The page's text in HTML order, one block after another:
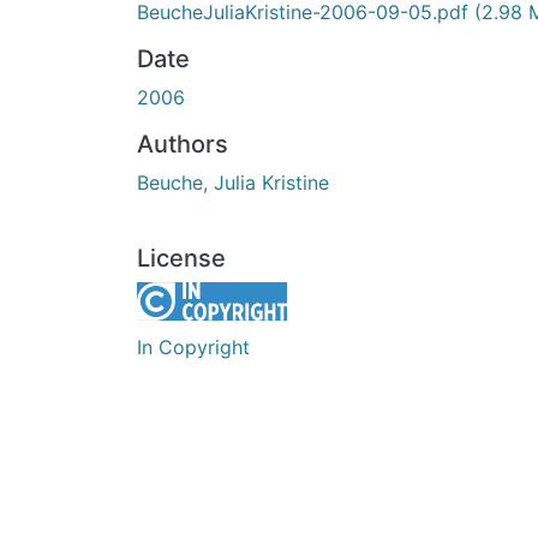
BeucheJuliaKristine-2006-09-05.pdf (2.98
Date
2006
Authors
Beuche, Julia Kristine
License
In Copyright